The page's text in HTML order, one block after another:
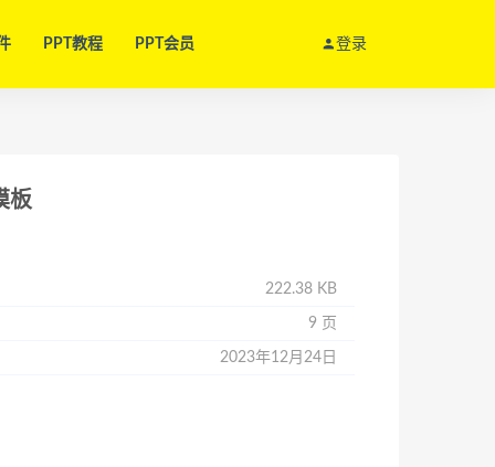
PPT教程 PPT会员 登录
板
222.38 KB
9 页
2023年12月24日